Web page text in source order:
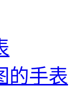
的手表